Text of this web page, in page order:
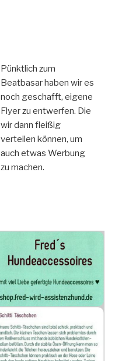
Pünktlich zum
Beatbasar haben wir es
noch geschafft, eigene
Flyer zu entwerfen. Die
wir dann fleißig
verteilen können, um
auch etwas Werbung
zu machen.